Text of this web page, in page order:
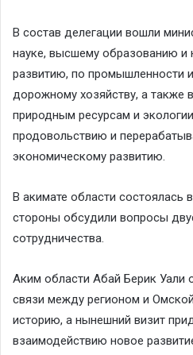
В состав делегации вошли
науке, высшему образованию и
развитию, по промышленности и
дорожному хозяйству, а также
природным ресурсам и
продовольствию и
экономическому развитию.
В акимате области состоялась
стороны обсудили вопросы
сотрудничества.
Аким области Абай Берик Уали
связи между регионом и
историю, а нынешний визит
взаимодействию новое